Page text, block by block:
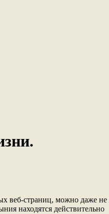
веб-страниц, можно даже не
находятся действительно